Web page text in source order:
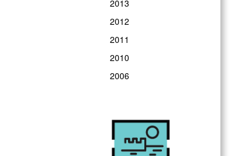
2013
2012
2011
2010
2006